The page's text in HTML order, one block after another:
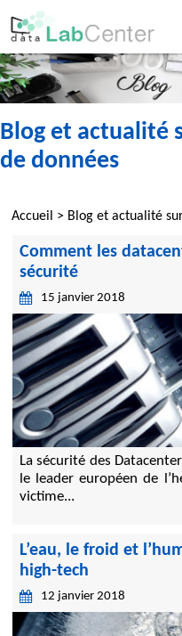
Blog et actualité
de données
Accueil > Blog et actualité
Comment les
sécurité
15 janvier 2018
La sécurité des
le leader européen de
victime...
L’eau, le froid et
high-tech
12 janvier 2018